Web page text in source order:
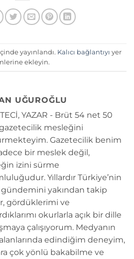
yayınlandı. Kalıcı bağlantıyı yer
ekleyin.
UĞUROĞLU
YAZAR - Brüt 54 net 50
gazetecilik mesleğini
Gazetecilik benim
bir meslek değil,
izini sürme
Yıllardır Türkiye’nin
gündemini yakından takip
gördüklerimi ve
okurlarla açık bir dille
çalışıyorum. Medyanın
edindiğim deneyim,
çok yönlü bakabilme ve